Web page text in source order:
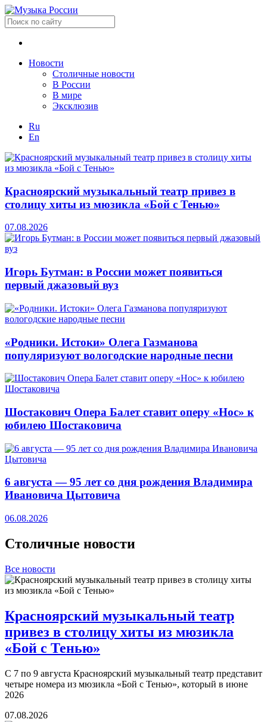
Новости
Столичные новости
В России
В мире
Эксклюзив
Ru
En
Красноярский музыкальный театр привез в
столицу хиты из мюзикла «Бой с Тенью»
07.08.2026
Игорь Бутман: в России может появиться
первый джазовый вуз
«Родники. Истоки» Олега Газманова
популяризуют вологодские народные песни
Шостакович Опера Балет ставит оперу «Нос» к
юбилею Шостаковича
6 августа — 95 лет со дня рождения Владимира
Ивановича Цытовича
06.08.2026
Столичные новости
Все новости
Красноярский музыкальный театр
привез в столицу хиты из мюзикла
«Бой с Тенью»
С 7 по 9 августа Красноярский музыкальный театр представит
четыре номера из мюзикла «Бой с Тенью», который в июне
2026
07.08.2026